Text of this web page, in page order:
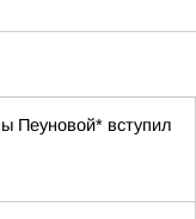
Пеуновой* вступил